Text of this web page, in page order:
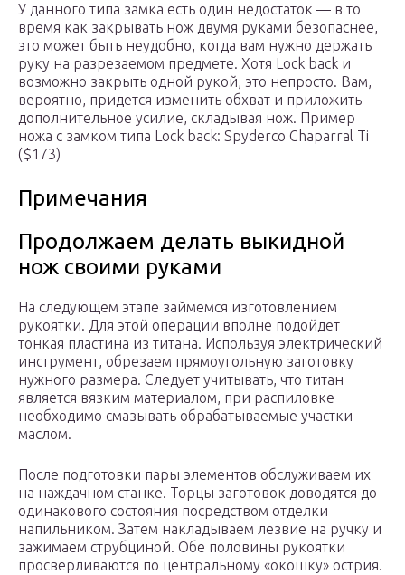
У данного типа замка есть один недостаток — в то
время как закрывать нож двумя руками безопаснее,
это может быть неудобно, когда вам нужно держать
руку на разрезаемом предмете. Хотя Lock back и
возможно закрыть одной рукой, это непросто. Вам,
вероятно, придется изменить обхват и приложить
дополнительное усилие, складывая нож. Пример
ножа с замком типа Lock back: Spyderco Chaparral Ti
($173)
Примечания
Продолжаем делать выкидной
нож своими руками
На следующем этапе займемся изготовлением
рукоятки. Для этой операции вполне подойдет
тонкая пластина из титана. Используя электрический
инструмент, обрезаем прямоугольную заготовку
нужного размера. Следует учитывать, что титан
является вязким материалом, при распиловке
необходимо смазывать обрабатываемые участки
маслом.
После подготовки пары элементов обслуживаем их
на наждачном станке. Торцы заготовок доводятся до
одинакового состояния посредством отделки
напильником. Затем накладываем лезвие на ручку и
зажимаем струбциной. Обе половины рукоятки
просверливаются по центральному «окошку» острия.